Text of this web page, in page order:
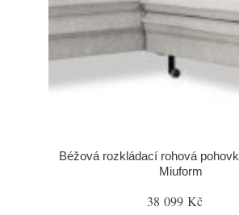
Béžová rozkládací rohová
Miuform
38 099 Kč